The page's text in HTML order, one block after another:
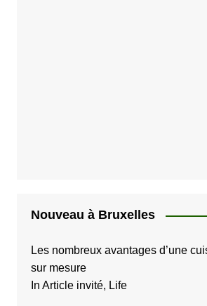
Nouveau à Bruxelles
Les nombreux avantages d’une
sur mesure
In Article invité, Life